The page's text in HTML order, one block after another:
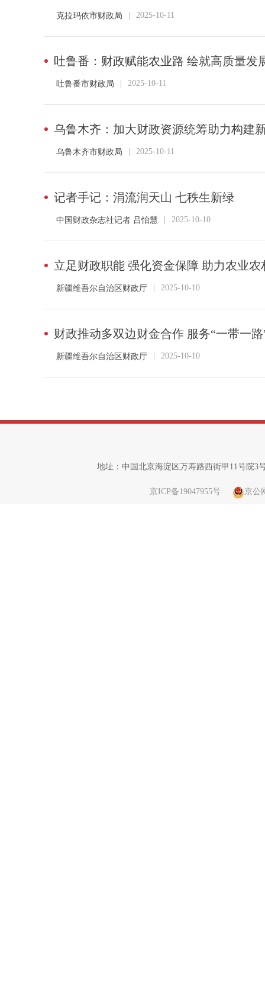
克拉玛依市财政局 2025-10-11
吐鲁番：财政赋能农业路 绘就高质量发
吐鲁番市财政局 2025-10-11
乌鲁木齐：加大财政资源统筹助力构建
乌鲁木齐市财政局 2025-10-11
记者手记：涓流润天山 七秩生新绿
中国财政杂志社记者 吕怡慧 2025-10-10
立足财政职能 强化资金保障 助力农业农
新疆维吾尔自治区财政厅 2025-10-10
财政推动多双边财金合作 服务“一带一
新疆维吾尔自治区财政厅 2025-10-10
地址：中国北京海淀区万寿路西街甲11号院
京ICP备19047955号 京公